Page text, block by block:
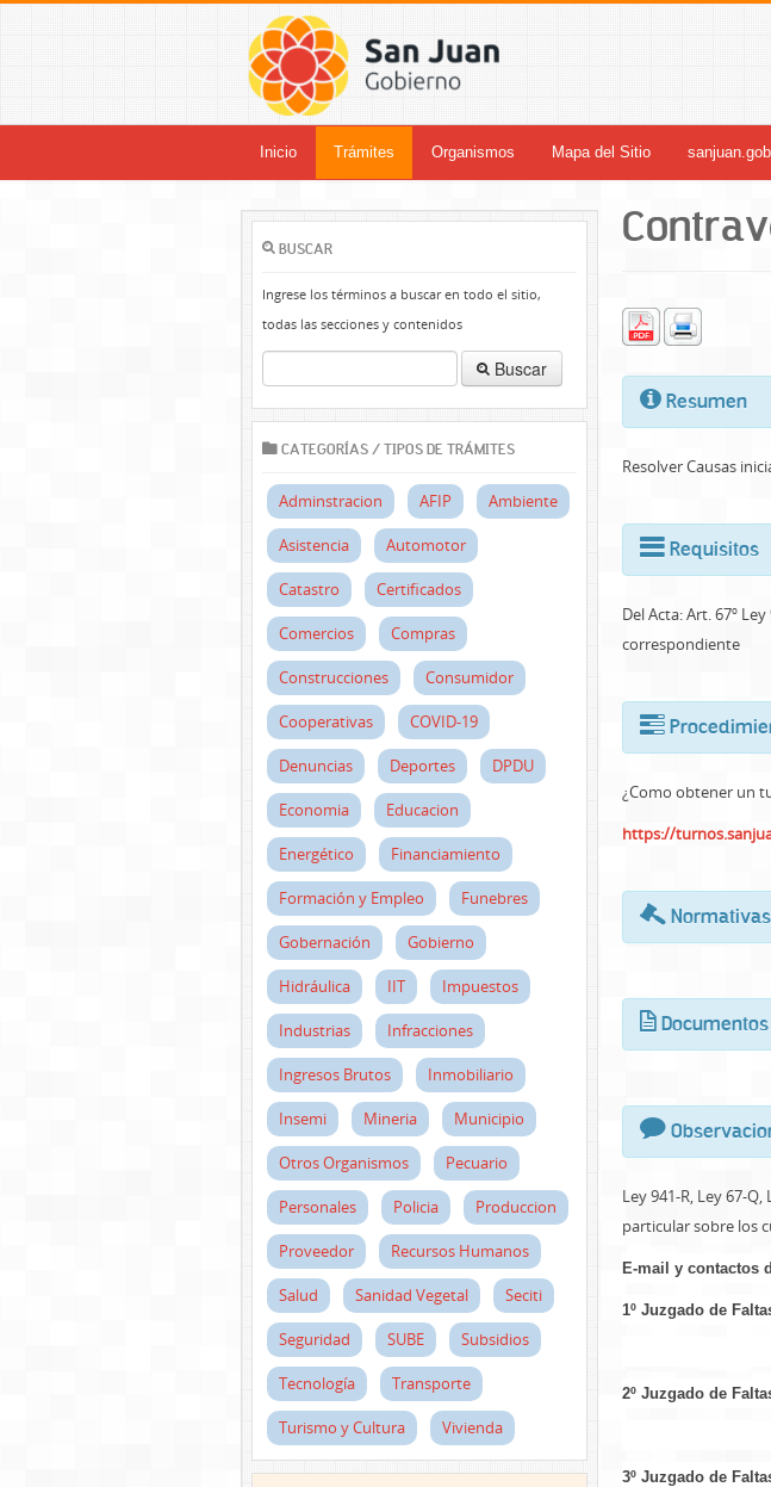
Inicio Trámites Organismos Mapa del Sitio
BUSCAR
Ingrese los términos a buscar en todo el sitio,
todas las secciones y contenidos
Buscar
CATEGORÍAS / TIPOS DE TRÁMITES
Adminstracion AFIP Ambiente
Asistencia Automotor
Catastro Certificados
Comercios Compras
Construcciones Consumidor
Cooperativas COVID-19
Denuncias Deportes DPDU
Economia Educacion
Energético Financiamiento
Formación y Empleo Funebres
Gobernación Gobierno
Hidráulica IIT Impuestos
Industrias Infracciones
Ingresos Brutos Inmobiliario
Insemi Mineria Municipio
Otros Organismos Pecuario
Personales Policia Produccion
Proveedor Recursos Humanos
Salud Sanidad Vegetal Seciti
Seguridad SUBE Subsidios
Tecnología Transporte
Turismo y Cultura Vivienda
Resumen
Resolver Causas
Requisitos
Del Acta: Art. 67º
correspondiente
¿Como obtener un
https://
Ley 941-R, Ley 67-
particular sobre los
E-mail y contactos
1º Juzgado de
Tel:
2º Juzgado de
Tel: 264-
3º Juzgado de